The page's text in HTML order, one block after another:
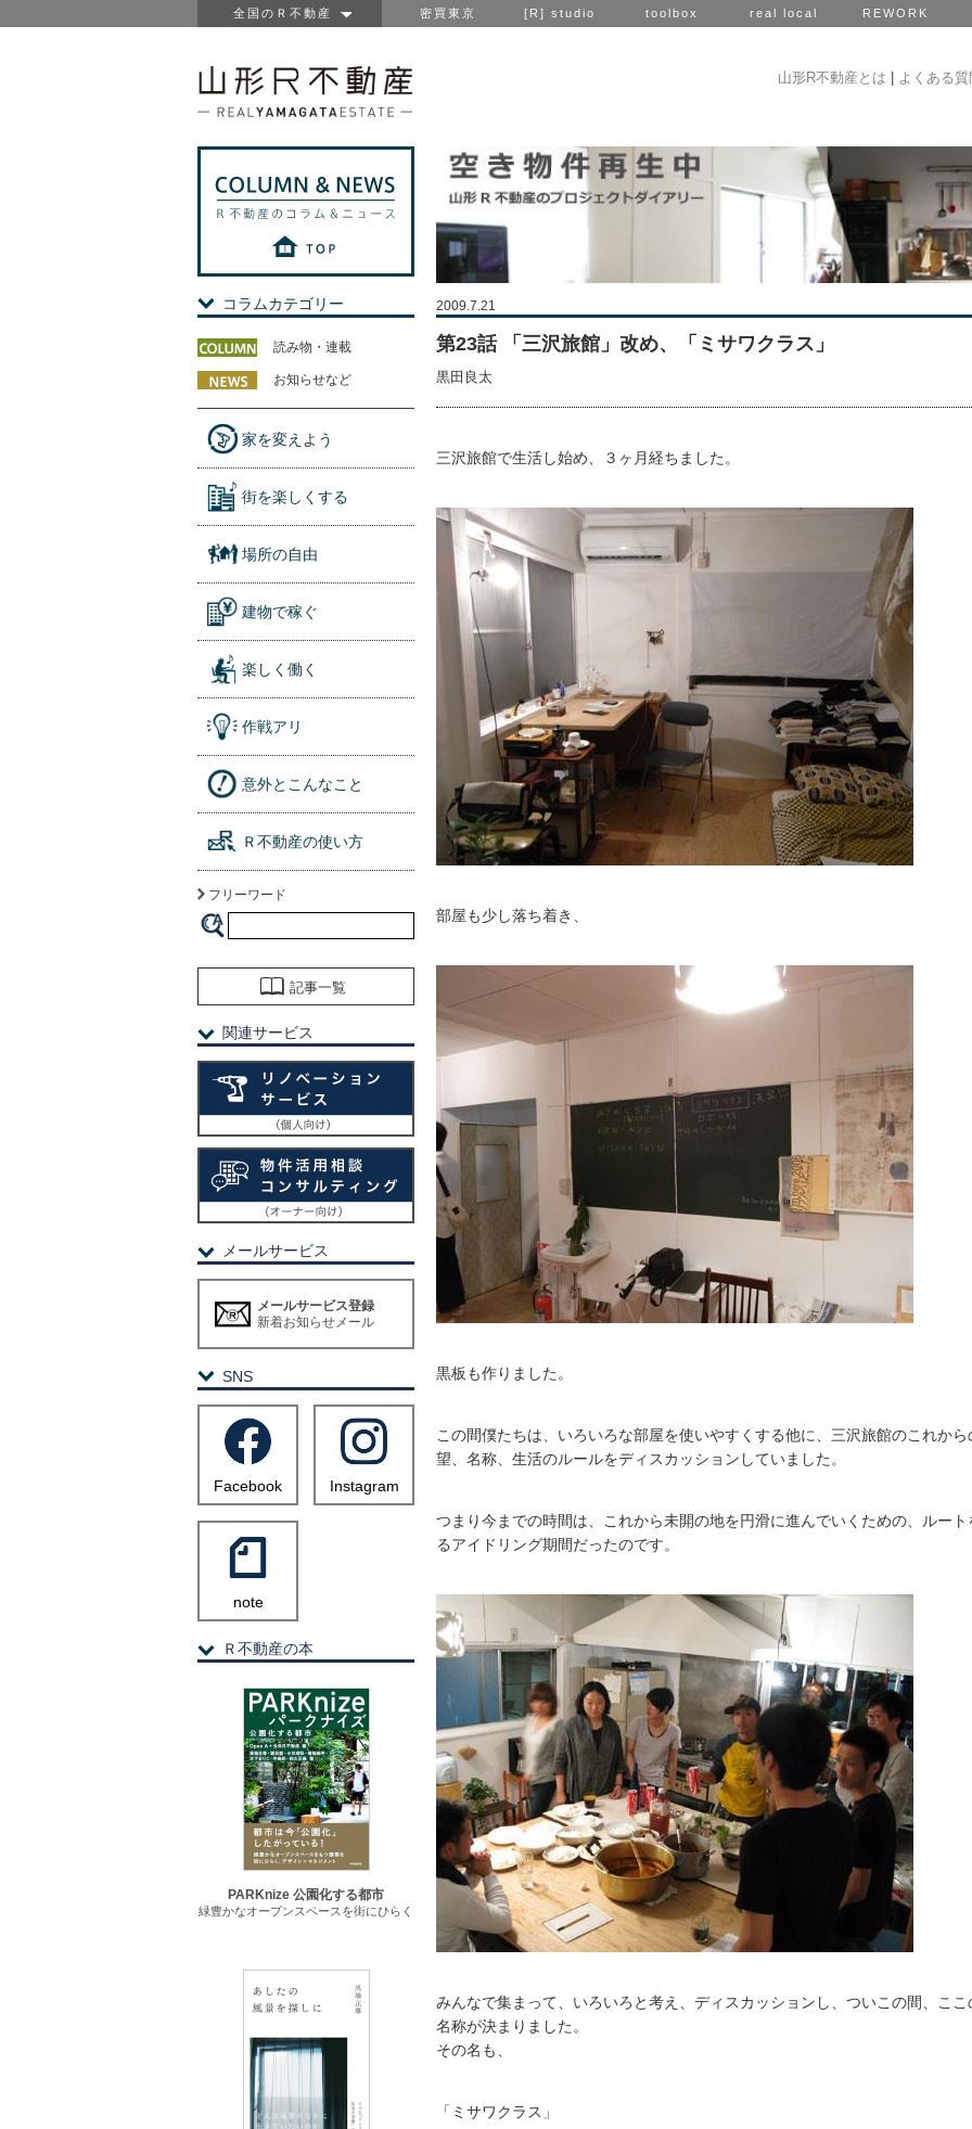
全国のＲ不動産 密買東京 [R] studio toolbox real local REWORK
山形R不動産とは よくある質
2009.7.21
第23話 「三沢旅館」改め、「ミサワクラス」
黒田良太
三沢旅館で生活し始め、３ヶ月経ちました。
部屋も少し落ち着き、
黒板も作りました。
この間僕たちは、いろいろな部屋を使いやすくする他に、三沢旅館のこれから
望、名称、生活のルールをディスカッションしていました。
つまり今までの時間は、これから未開の地を円滑に進んでいくための、ルート
るアイドリング期間だったのです。
みんなで集まって、いろいろと考え、ディスカッションし、ついこの間、ここ
名称が決まりました。
その名も、
「ミサワクラス」
コラムカテゴリー
読み物・連載
お知らせなど
家を変えよう
街を楽しくする
場所の自由
建物で稼ぐ
楽しく働く
作戦アリ
意外とこんなこと
Ｒ不動産の使い方
フリーワード
記事一覧
関連サービス
メールサービス
メールサービス登録
新着お知らせメール
SNS
Facebook Instagram
note
Ｒ不動産の本
PARKnize 公園化する都市
緑豊かなオープンスペースを街にひらく